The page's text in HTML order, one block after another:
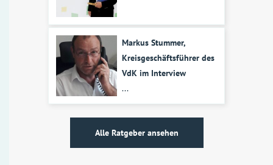
Markus Stummer,
Kreisgeschäftsführer des
VdK im Interview
...
Alle Ratgeber ansehen